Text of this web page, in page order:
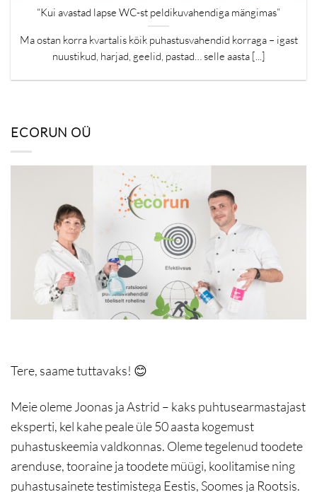
“Kui avastad lapse WC-st peldikuvahendiga mängimas”
Ma ostan korra kvartalis kõik puhastusvahendid korraga – igast
nuustikud, harjad, geelid, pastad… selle aasta [...]
ECORUN OÜ
Tere, saame tuttavaks! 😊
Meie oleme Joonas ja Astrid – kaks puhtusearmastajast
eksperti, kel kahe peale üle 50 aasta kogemust
puhastuskeemia valdkonnas. Oleme tegelenud toodete
arenduse, tooraine ja toodete müügi, koolitamise ning
puhastusainete testimistega Eestis, Soomes ja Rootsis.